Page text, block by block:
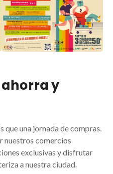
ahorra y
que una jornada de compras.
nuestros comercios
exclusivas y disfrutar
a nuestra ciudad.